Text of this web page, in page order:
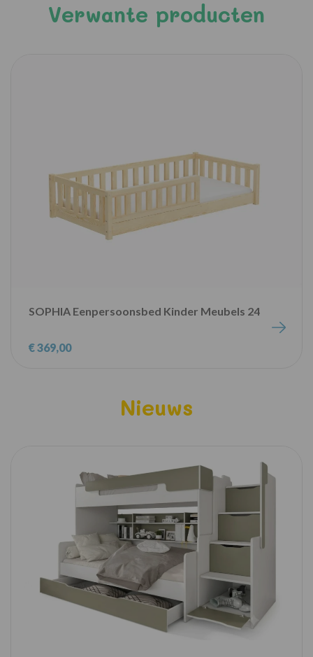
Verwante producten
SOPHIA Eenpersoonsbed Kinder Meubels 24
€ 369,00
Nieuws